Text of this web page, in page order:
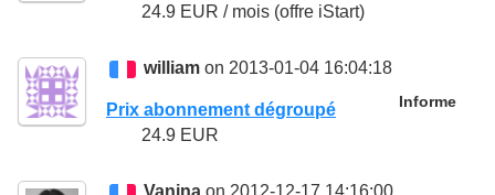
24.9 EUR / mois (offre iStart)
william on 2013-01-04 16:04:18
Informe
Prix abonnement dégroupé
24.9 EUR